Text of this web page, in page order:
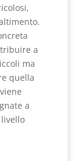
a
ma
quella
a